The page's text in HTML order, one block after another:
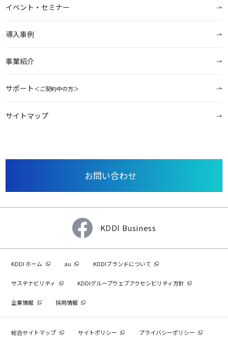
イベント・セミナー
導入事例
事業紹介
サポート＜ご契約中の方＞
サイトマップ
お問い合わせ
KDDI Business
KDDI ホーム au KDDIブランドについて
サステナビリティ KDDIグループウェブアクセシビリティ方針
企業情報 採用情報
総合サイトマップ サイトポリシー プライバシーポリシー